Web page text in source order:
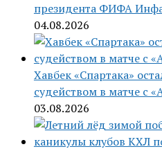
президента ФИФА
04.08.2026
Хавбек «Спартака»
судейством в матче с
03.08.2026